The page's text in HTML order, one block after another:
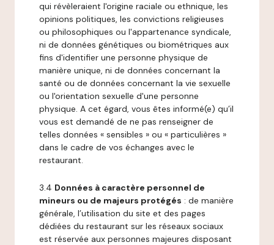
qui révèleraient l'origine raciale ou ethnique, les
opinions politiques, les convictions religieuses
ou philosophiques ou l'appartenance syndicale,
ni de données génétiques ou biométriques aux
fins d'identifier une personne physique de
manière unique, ni de données concernant la
santé ou de données concernant la vie sexuelle
ou l'orientation sexuelle d'une personne
physique. A cet égard, vous êtes informé(e) qu’il
vous est demandé de ne pas renseigner de
telles données « sensibles » ou « particulières »
dans le cadre de vos échanges avec le
restaurant.
3.4 Données à caractère personnel de
mineurs ou de majeurs protégés : de manière
générale, l’utilisation du site et des pages
dédiées du restaurant sur les réseaux sociaux
est réservée aux personnes majeures disposant